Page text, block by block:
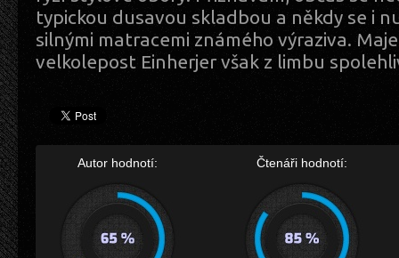
typickou dusavou skladbou a někdy se i
silnými matracemi známého výraziva.
velkolepost Einherjer však z limbu
Autor hodnotí: Čtenáři hodnotí: